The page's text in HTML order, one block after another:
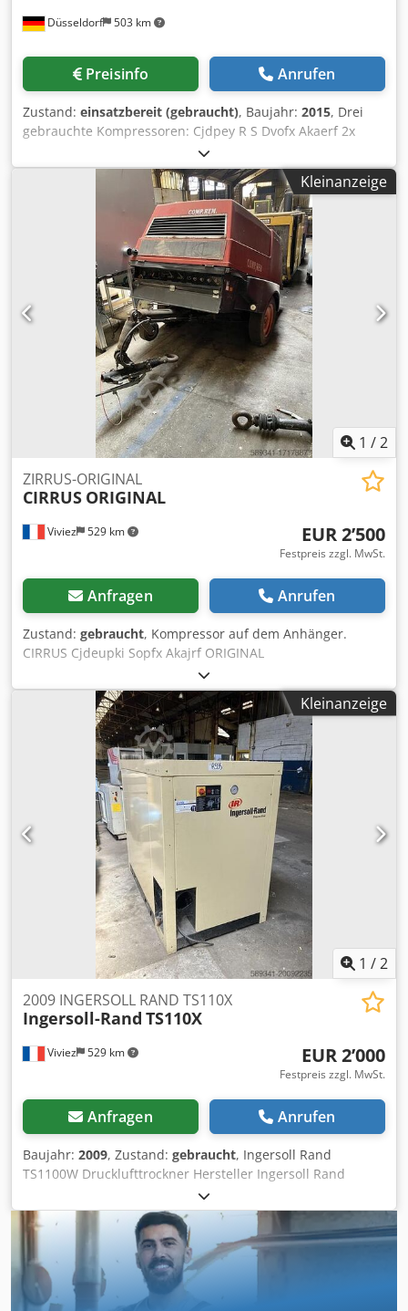
Düsseldorf 503 km
Preisinfo Anrufen
Zustand: einsatzbereit (gebraucht), Baujahr: 2015, Drei
gebrauchte Kompressoren: Cjdpey R S Dvofx Akaerf 2x
Servatechnik SR 300 Baujahr 2006 Kein Hauptschalter
montiert, ca. 24.000 Betriebsstunden 1x Worthing
Creyssensac Baujahr 2015 kein Hauptschalter montiert ca.
72.000 Betriebsstunden
Kleinanzeige
1 /2
Viviez 529 km
ZIRRUS-ORIGINAL
CIRRUS ORIGINAL
EUR 2’500
Festpreis zzgl. MwSt.
Anfragen Anrufen
Zustand: gebraucht, Kompressor auf dem Anhänger.
CIRRUS Cjdeupki Sopfx Akajrf ORIGINAL
Kleinanzeige
1 /2
Viviez 529 km
2009 INGERSOLL RAND TS110X
Ingersoll-Rand TS110X
EUR 2’000
Festpreis zzgl. MwSt.
Anfragen Anrufen
Baujahr: 2009, Zustand: gebraucht, Ingersoll Rand
TS1100W Drucklufttrockner Hersteller Ingersoll Rand
(gefertigt von Parker Hiross S.p.A., Italien) Typ
Kältetrockner – Industrielle Ausführung Cedpjxggmnjfx
Akasrf Industrielle Anwendungen • Aufbereitung von
Druckluft in pneumatischen Systemen • Industrielle
Anwendungen mit Anforderungen an trockene Luft: z.B.
Bearbeitung, Lackierung, Automatisierung usw. • Schutz